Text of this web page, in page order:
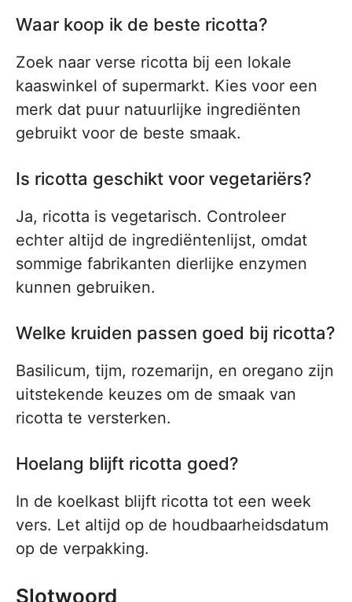
Waar koop ik de beste ricotta?
Zoek naar verse ricotta bij een lokale
kaaswinkel of supermarkt. Kies voor een
merk dat puur natuurlijke ingrediënten
gebruikt voor de beste smaak.
Is ricotta geschikt voor vegetariërs?
Ja, ricotta is vegetarisch. Controleer
echter altijd de ingrediëntenlijst, omdat
sommige fabrikanten dierlijke enzymen
kunnen gebruiken.
Welke kruiden passen goed bij ricotta?
Basilicum, tijm, rozemarijn, en oregano zijn
uitstekende keuzes om de smaak van
ricotta te versterken.
Hoelang blijft ricotta goed?
In de koelkast blijft ricotta tot een week
vers. Let altijd op de houdbaarheidsdatum
op de verpakking.
Slotwoord